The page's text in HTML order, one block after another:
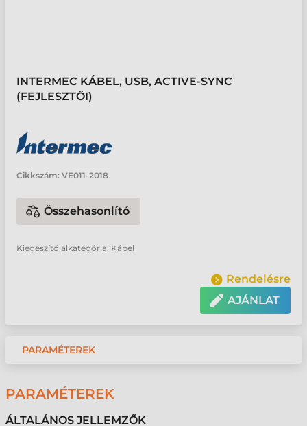
INTERMEC KÁBEL, USB, ACTIVE-SYNC
(FEJLESZTŐI)
Cikkszám: VE011-2018
Összehasonlító
Kiegészítő alkategória: Kábel
Rendelésre
AJÁNLAT
PARAMÉTEREK
PARAMÉTEREK
ÁLTALÁNOS JELLEMZŐK